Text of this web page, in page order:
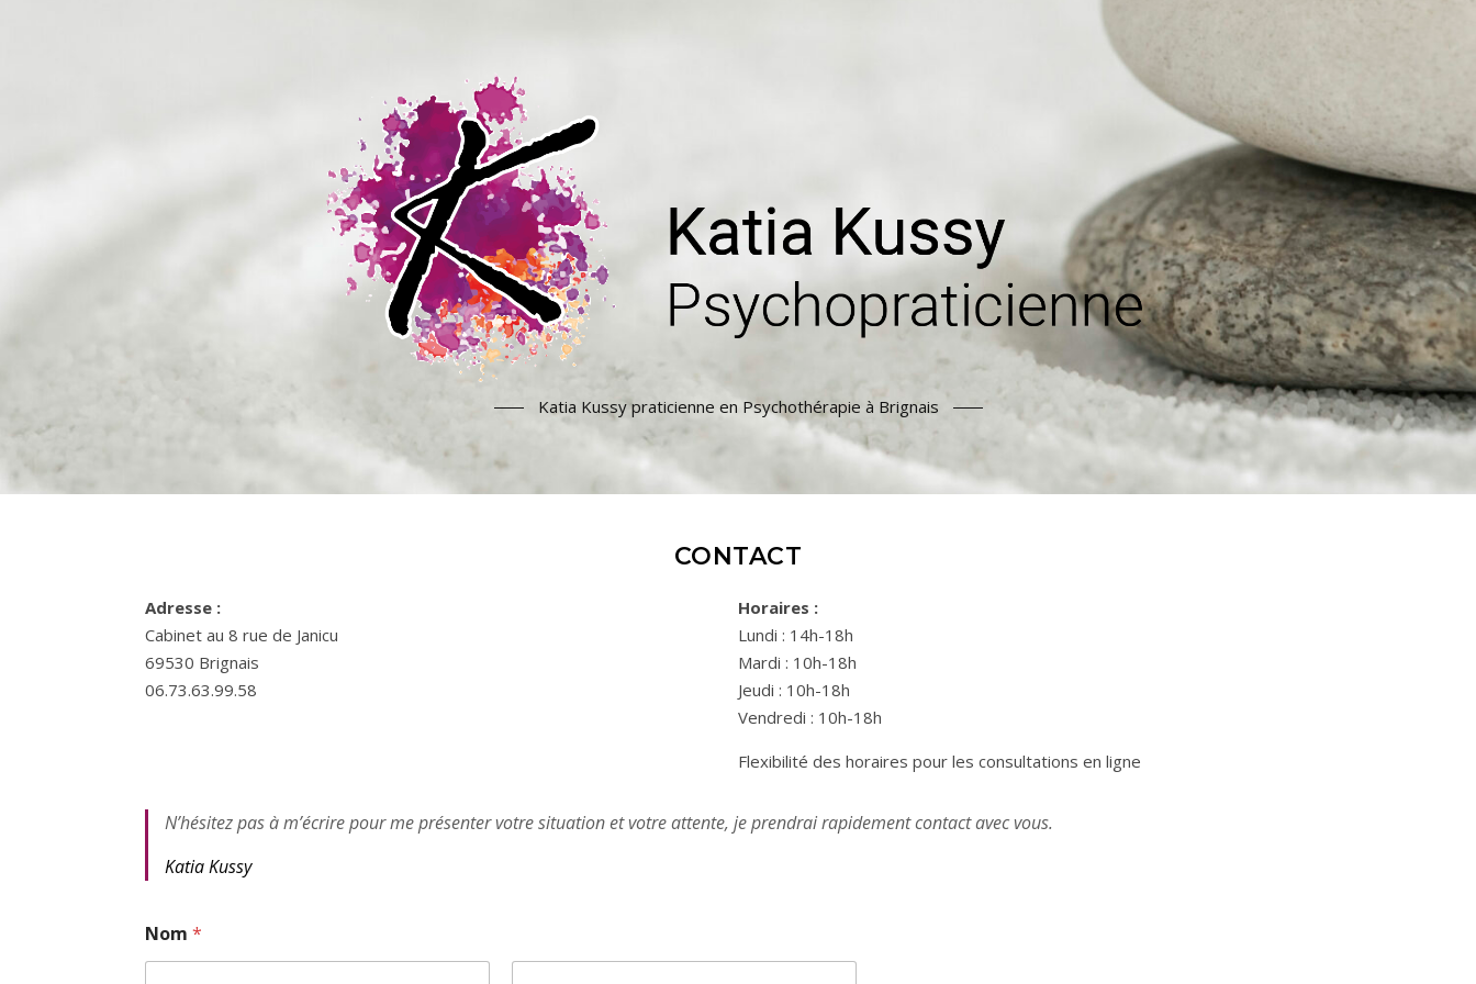
Katia Kussy praticienne en Psychothérapie à Brignais
CONTACT
Adresse :
Cabinet au 8 rue de Janicu
69530 Brignais
06.73.63.99.58
Horaires :
Lundi : 14h-18h
Mardi : 10h-18h
Jeudi : 10h-18h
Vendredi : 10h-18h
Flexibilité des horaires pour les consultations en ligne
N’hésitez pas à m’écrire pour me présenter votre situation et votre attente, je prendrai rapidement contact avec vous.
Katia Kussy
Nom *